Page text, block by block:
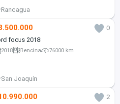
Rancagua
0
focus 2018
2018 Bencina 76000 km
San Joaquín
2